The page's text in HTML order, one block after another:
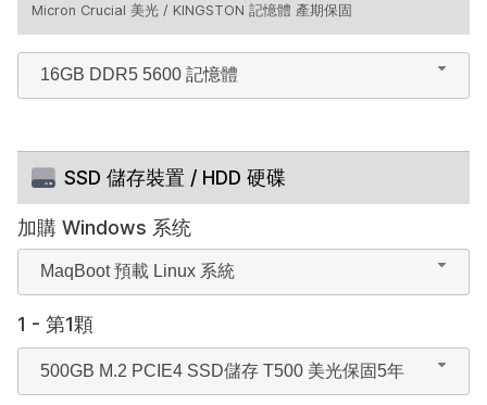
Micron Crucial 美光 / KINGSTON 記憶體 產期保固
16GB DDR5 5600 記憶體
SSD 儲存裝置 / HDD 硬碟
加購 Windows 系统
MaqBoot 預載 Linux 系統
1 - 第1顆
500GB M.2 PCIE4 SSD儲存 T500 美光保固5年